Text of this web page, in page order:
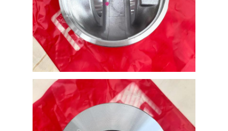
Новости
Случаи
Побеседуйте теперь
Детали двигателя KOMATSU
машинные части гусеницы